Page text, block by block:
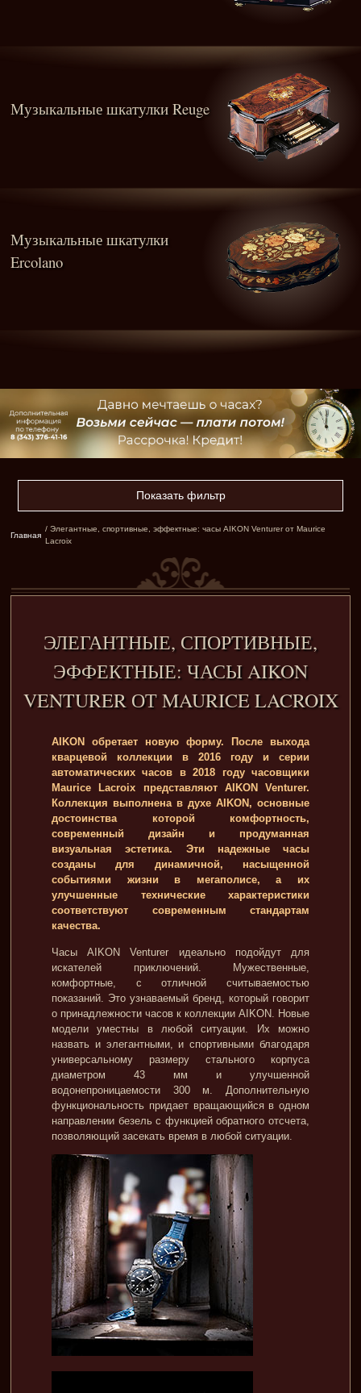
Музыкальные шкатулки Reuge
Музыкальные шкатулки
Ercolano
Показать фильтр
Главная
/ Элегантные, спортивные, эффектные: часы AIKON Venturer от Maurice
Lacroix
ЭЛЕГАНТНЫЕ, СПОРТИВНЫЕ,
ЭФФЕКТНЫЕ: ЧАСЫ AIKON
VENTURER ОТ MAURICE LACROIX
AIKON обретает новую форму. После выхода
кварцевой коллекции в 2016 году и серии
автоматических часов в 2018 году часовщики
Maurice Lacroix представляют AIKON Venturer.
Коллекция выполнена в духе AIKON, основные
достоинства которой комфортность,
современный дизайн и продуманная
визуальная эстетика. Эти надежные часы
созданы для динамичной, насыщенной
событиями жизни в мегаполисе, а их
улучшенные технические характеристики
соответствуют современным стандартам
качества.
Часы AIKON Venturer идеально подойдут для
искателей приключений. Мужественные,
комфортные, с отличной считываемостью
показаний. Это узнаваемый бренд, который говорит
о принадлежности часов к коллекции AIKON. Новые
модели уместны в любой ситуации. Их можно
назвать и элегантными, и спортивными благодаря
универсальному размеру стального корпуса
диаметром 43 мм и улучшенной
водонепроницаемости 300 м. Дополнительную
функциональность придает вращающийся в одном
направлении безель с функцией обратного отсчета,
позволяющий засекать время в любой ситуации.